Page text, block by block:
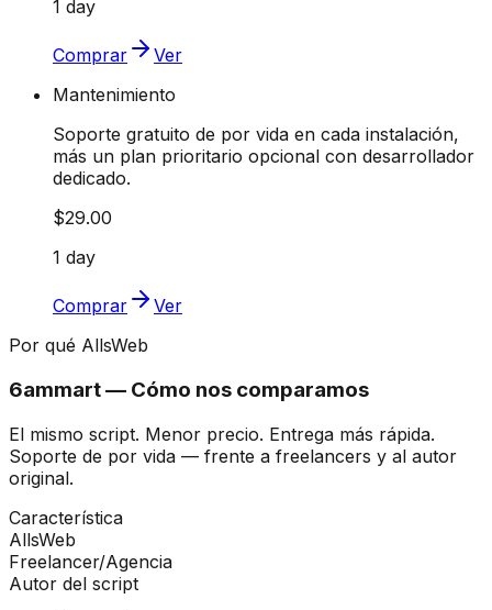
1 day
Comprar
Ver
Mantenimiento
Soporte gratuito de por vida en cada instalación,
más un plan prioritario opcional con desarrollador
dedicado.
$29.00
1 day
Comprar
Ver
Por qué AllsWeb
6ammart — Cómo nos comparamos
El mismo script. Menor precio. Entrega más rápida.
Soporte de por vida — frente a freelancers y al autor
original.
Característica
AllsWeb
Freelancer/Agencia
Autor del script